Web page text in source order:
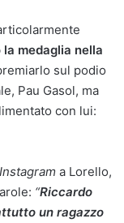
medaglia nella
sul podio
Pau Gasol, ma
con lui:
Instagram a Lorello,
“Riccardo
un ragazzo